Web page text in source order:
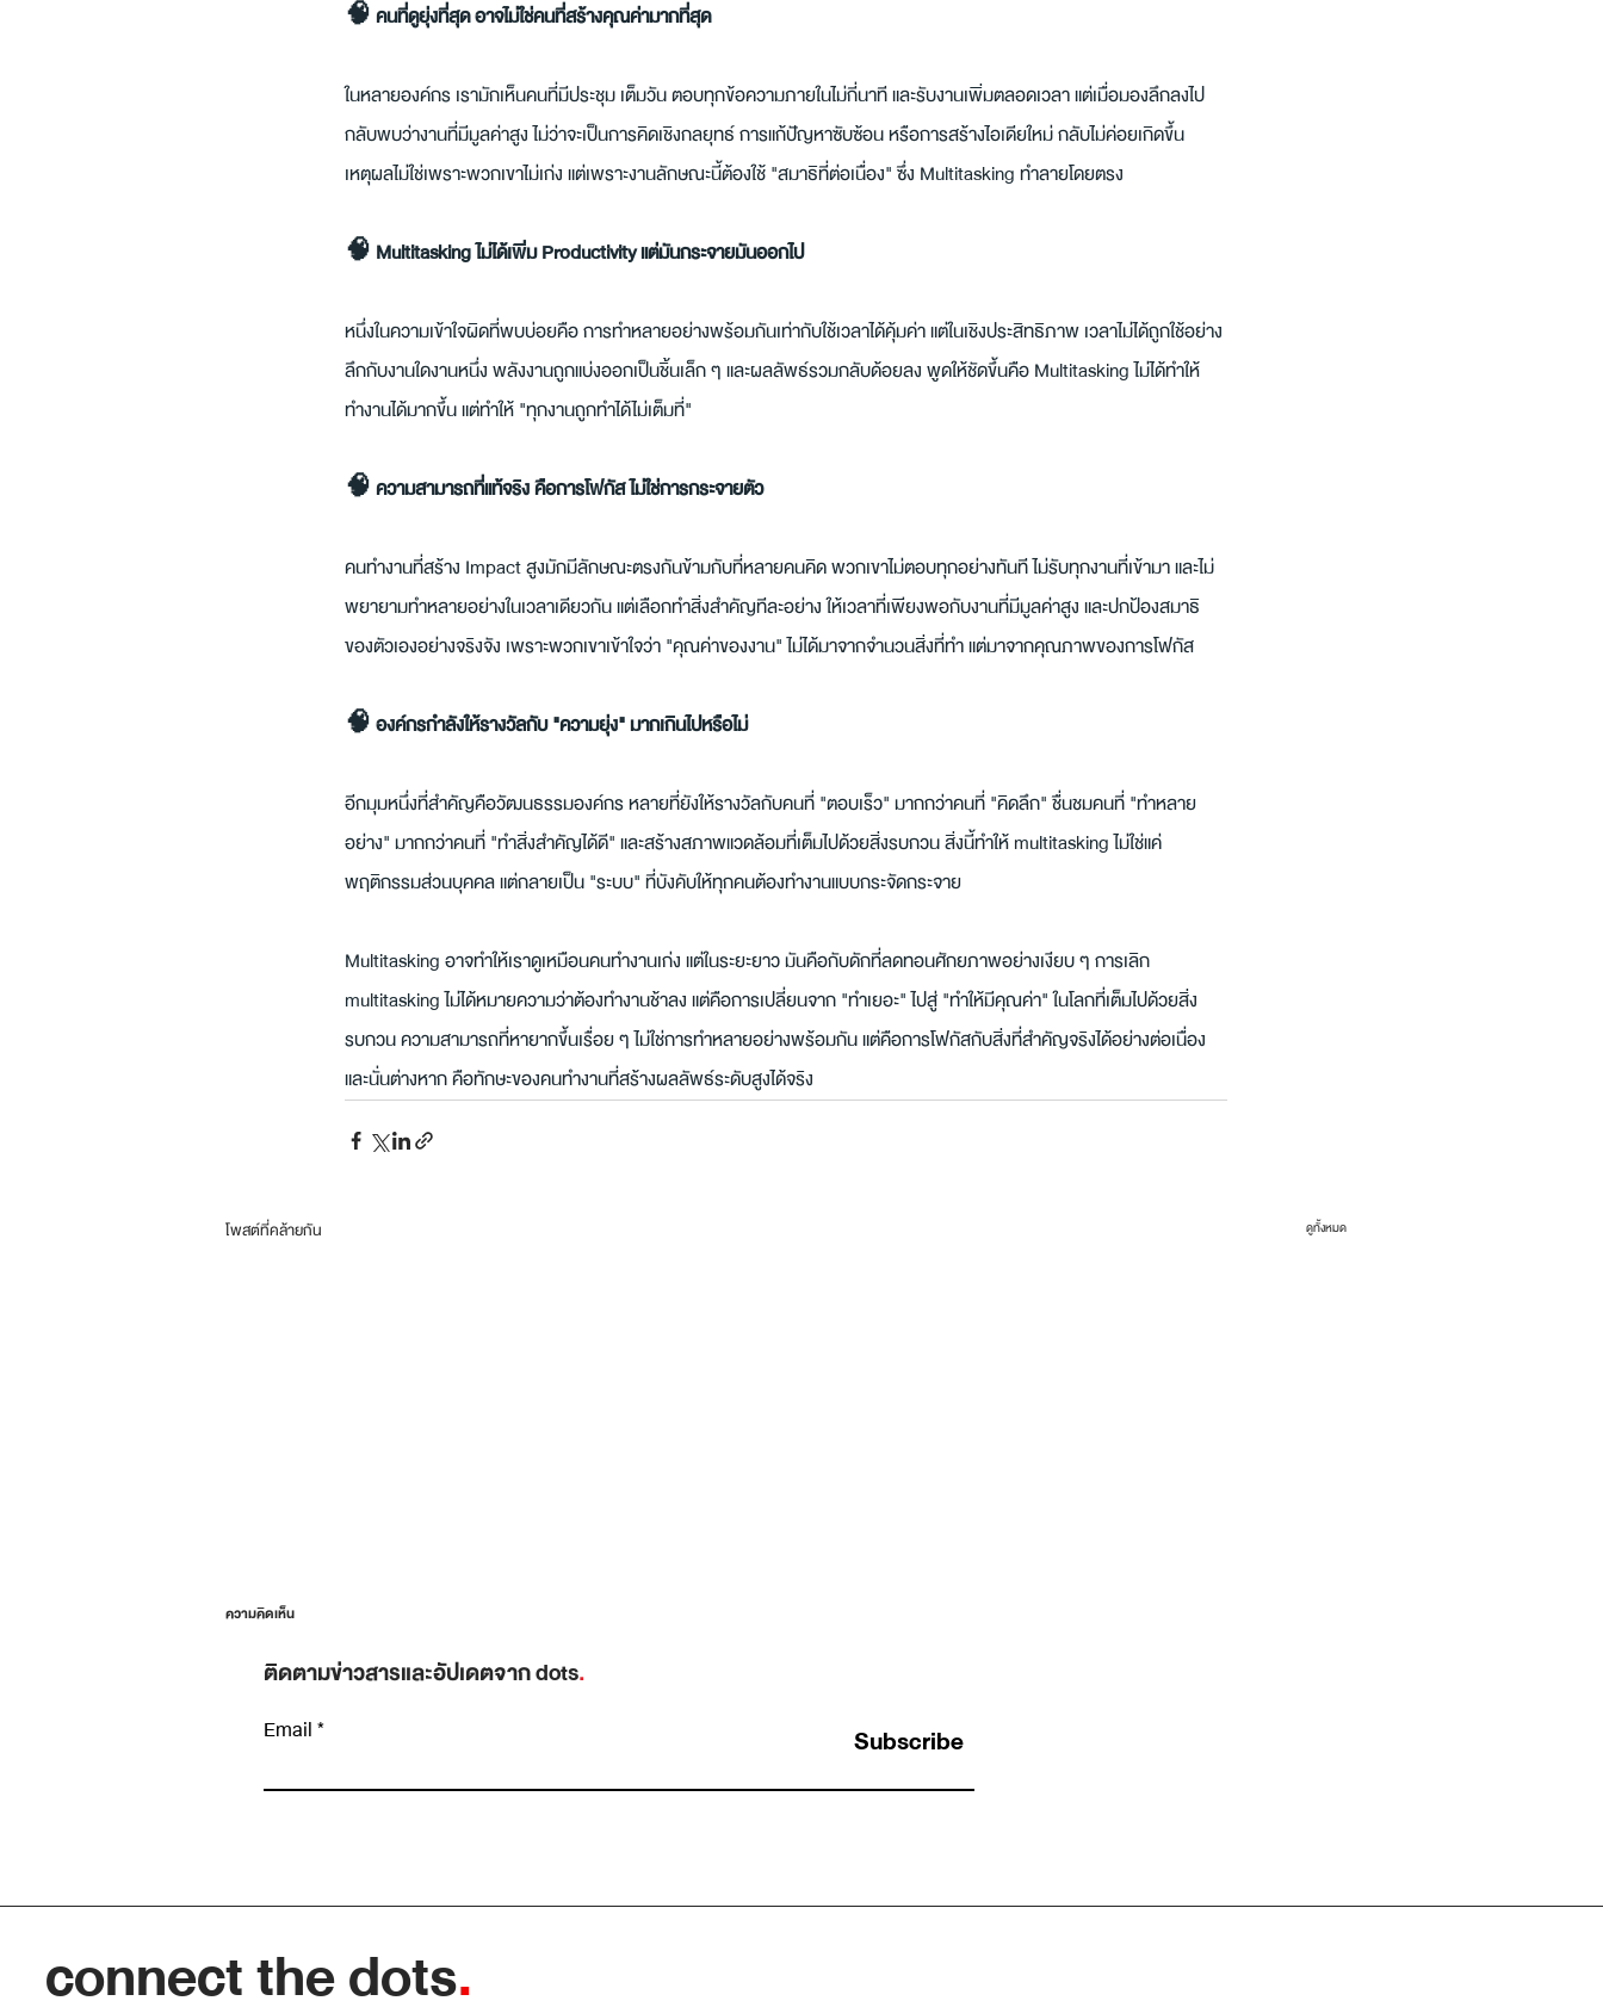
🧠 คนที่ดูยุ่งที่สุด อาจไม่ใช่คนที่สร้างคุณค่ามากที่สุด
ในหลายองค์กร เรามักเห็นคนที่มีประชุม เต็มวัน ตอบทุกข้อความภายในไม่กี่นาที และรับงานเพิ่มตลอดเวลา แต่เมื่อมองลึกลงไป
กลับพบว่างานที่มีมูลค่าสูง ไม่ว่าจะเป็นการคิดเชิงกลยุทธ์ การแก้ปัญหาซับซ้อน หรือการสร้างไอเดียใหม่ กลับไม่ค่อยเกิดขึ้น
เหตุผลไม่ใช่เพราะพวกเขาไม่เก่ง แต่เพราะงานลักษณะนี้ต้องใช้ "สมาธิที่ต่อเนื่อง" ซึ่ง Multitasking ทำลายโดยตรง
🧠 Multitasking ไม่ได้เพิ่ม Productivity แต่มันกระจายมันออกไป
หนึ่งในความเข้าใจผิดที่พบบ่อยคือ การทำหลายอย่างพร้อมกันเท่ากับใช้เวลาได้คุ้มค่า แต่ในเชิงประสิทธิภาพ เวลาไม่ได้ถูกใช้อย่าง
ลึกกับงานใดงานหนึ่ง พลังงานถูกแบ่งออกเป็นชิ้นเล็ก ๆ และผลลัพธ์รวมกลับด้อยลง พูดให้ชัดขึ้นคือ Multitasking ไม่ได้ทำให้
ทำงานได้มากขึ้น แต่ทำให้ "ทุกงานถูกทำได้ไม่เต็มที่"
🧠 ความสามารถที่แท้จริง คือการโฟกัส ไม่ใช่การกระจายตัว
คนทำงานที่สร้าง Impact สูงมักมีลักษณะตรงกันข้ามกับที่หลายคนคิด พวกเขาไม่ตอบทุกอย่างทันที ไม่รับทุกงานที่เข้ามา และไม่
พยายามทำหลายอย่างในเวลาเดียวกัน แต่เลือกทำสิ่งสำคัญทีละอย่าง ให้เวลาที่เพียงพอกับงานที่มีมูลค่าสูง และปกป้องสมาธิ
ของตัวเองอย่างจริงจัง เพราะพวกเขาเข้าใจว่า "คุณค่าของงาน" ไม่ได้มาจากจำนวนสิ่งที่ทำ แต่มาจากคุณภาพของการโฟกัส
🧠 องค์กรกำลังให้รางวัลกับ "ความยุ่ง" มากเกินไปหรือไม่
อีกมุมหนึ่งที่สำคัญคือวัฒนธรรมองค์กร หลายที่ยังให้รางวัลกับคนที่ "ตอบเร็ว" มากกว่าคนที่ "คิดลึก" ชื่นชมคนที่ "ทำหลาย
อย่าง" มากกว่าคนที่ "ทำสิ่งสำคัญได้ดี" และสร้างสภาพแวดล้อมที่เต็มไปด้วยสิ่งรบกวน สิ่งนี้ทำให้ multitasking ไม่ใช่แค่
พฤติกรรมส่วนบุคคล แต่กลายเป็น "ระบบ" ที่บังคับให้ทุกคนต้องทำงานแบบกระจัดกระจาย
Multitasking อาจทำให้เราดูเหมือนคนทำงานเก่ง แต่ในระยะยาว มันคือกับดักที่ลดทอนศักยภาพอย่างเงียบ ๆ การเลิก
multitasking ไม่ได้หมายความว่าต้องทำงานช้าลง แต่คือการเปลี่ยนจาก "ทำเยอะ" ไปสู่ "ทำให้มีคุณค่า" ในโลกที่เต็มไปด้วยสิ่ง
รบกวน ความสามารถที่หายากขึ้นเรื่อย ๆ ไม่ใช่การทำหลายอย่างพร้อมกัน แต่คือการโฟกัสกับสิ่งที่สำคัญจริงได้อย่างต่อเนื่อง
และนั่นต่างหาก คือทักษะของคนทำงานที่สร้างผลลัพธ์ระดับสูงได้จริง
โพสต์ที่คล้ายกัน ดูทั้งหมด
ความคิดเห็น
เขียนความคิดเห็น…
ติดตามข่าวสารและอัปเดตจาก dots.
Email Subscribe
connect the dots.